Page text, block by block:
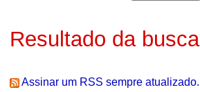
Resultado da busca
Assinar um RSS sempre atualizado.